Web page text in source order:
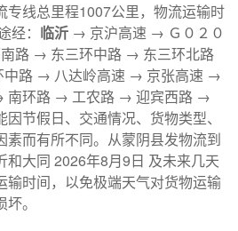
专线总里程1007公里，物流运输时
： 临沂 → 京沪高速 → Ｇ０２０
路 → 东三环中路 → 东三环北路
路 → 八达岭高速 → 京张高速 →
南环路 → 工农路 → 迎宾西路 →
节假日、交通情况、货物类型、
素而有所不同。从蒙阴县发物流到
和大同 2026年8月9日 及未来几天
输时间，以免极端天气对货物运输
。